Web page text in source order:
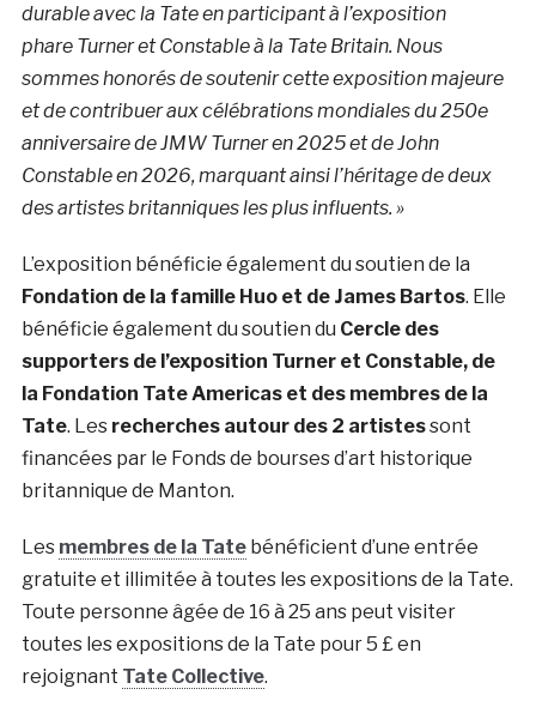
durable avec la Tate en participant à l’exposition
phare Turner et Constableà la Tate Britain. Nous
sommes honorés de soutenir cette exposition majeure
et de contribuer aux célébrations mondiales du 250e
anniversaire de JMW Turner en 2025 et de John
Constable en 2026, marquant ainsi l’héritage de deux
des artistes britanniques les plus influents. »
L’exposition bénéficie également du soutien de la
Fondation de la famille Huo et de James Bartos. Elle
bénéficie également du soutien du Cercle des
supporters de l’exposition Turner et Constable, de
la Fondation Tate Americas et des membres de la
Tate. Les recherches autour des 2 artistessont
financées par le Fonds de bourses d’art historique
britannique de Manton.
Les membres de la Tatebénéficient d’une entrée
gratuite et illimitée à toutes les expositions de la Tate.
Toute personne âgée de 16 à 25 ans peut visiter
toutes les expositions de la Tate pour 5 £ en
rejoignant Tate Collective.